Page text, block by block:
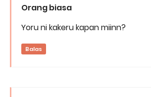
Orang biasa
Yoru ni kakeru kapan miinn?
Balas